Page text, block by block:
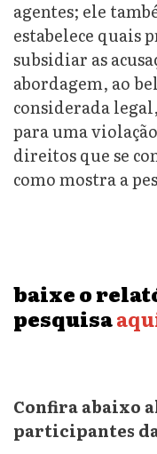
agentes; ele
estabelece quais
subsidiar as
abordagem, ao
considerada
para uma
direitos que se
como mostra a
baixe o
pesquisa
Confira abaixo
participantes da